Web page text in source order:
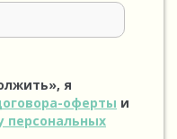
я
оферты и
персональных